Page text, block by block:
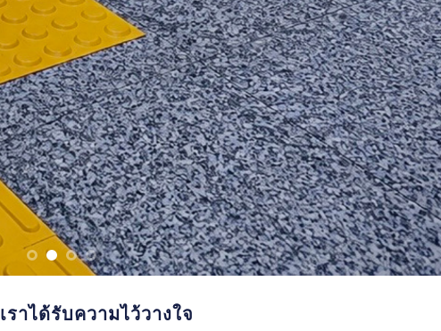
ราได้รับความไว้วางใจ